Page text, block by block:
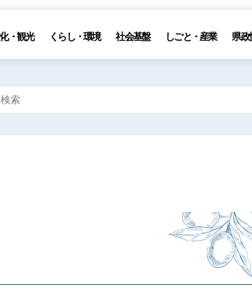
・観光 くらし・環境 社会基盤 しごと・産業 県政